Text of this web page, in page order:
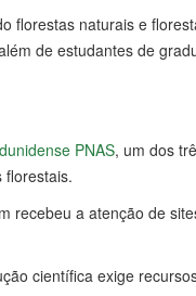
florestas naturais e
de estudantes de
PNAS, um dos
florestais.
recebeu a atenção de
científica exige